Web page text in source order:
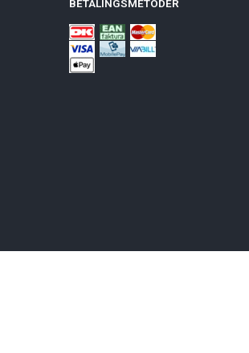
BETALINGSMETODER